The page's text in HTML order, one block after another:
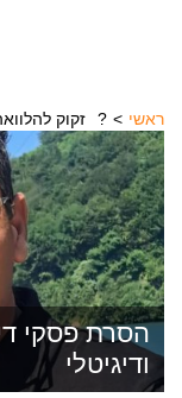
ראשי זקוק להלוואה אבל הבנק מסרב לתת?
הסרת פסקי
ודיגיטלי